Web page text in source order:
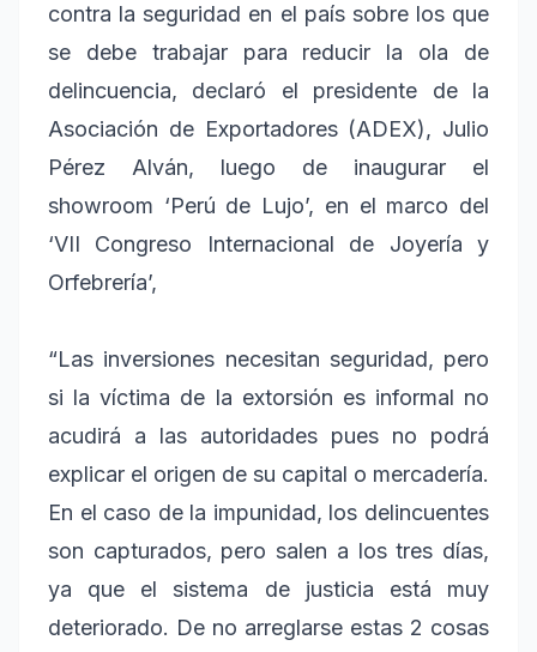
contra la seguridad en el país sobre los que
se debe trabajar para reducir la ola de
delincuencia, declaró el presidente de la
Asociación de Exportadores (ADEX), Julio
Pérez Alván, luego de inaugurar el
showroom ‘Perú de Lujo’, en el marco del
‘VII Congreso Internacional de Joyería y
Orfebrería’,
“Las inversiones necesitan seguridad, pero
si la víctima de la extorsión es informal no
acudirá a las autoridades pues no podrá
explicar el origen de su capital o mercadería.
En el caso de la impunidad, los delincuentes
son capturados, pero salen a los tres días,
ya que el sistema de justicia está muy
deteriorado. De no arreglarse estas 2 cosas